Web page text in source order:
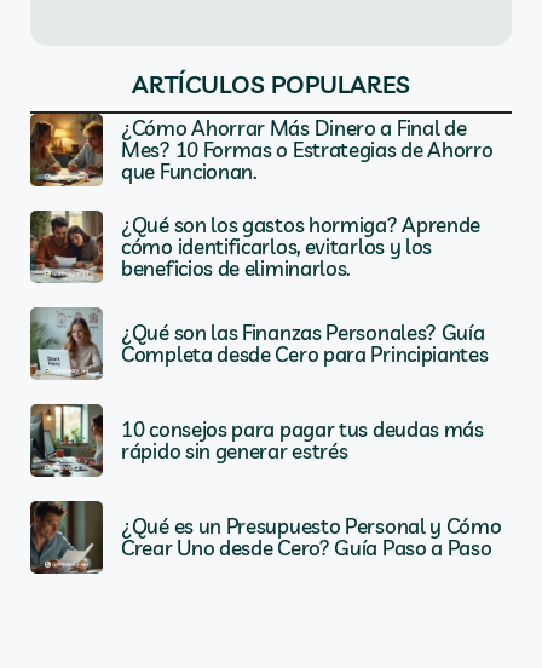
ARTÍCULOS POPULARES
¿Cómo Ahorrar Más Dinero a Final de
Mes? 10 Formas o Estrategias de Ahorro
que Funcionan.
¿Qué son los gastos hormiga? Aprende
cómo identificarlos, evitarlos y los
beneficios de eliminarlos.
¿Qué son las Finanzas Personales? Guía
Completa desde Cero para Principiantes
10 consejos para pagar tus deudas más
rápido sin generar estrés
¿Qué es un Presupuesto Personal y Cómo
Crear Uno desde Cero? Guía Paso a Paso